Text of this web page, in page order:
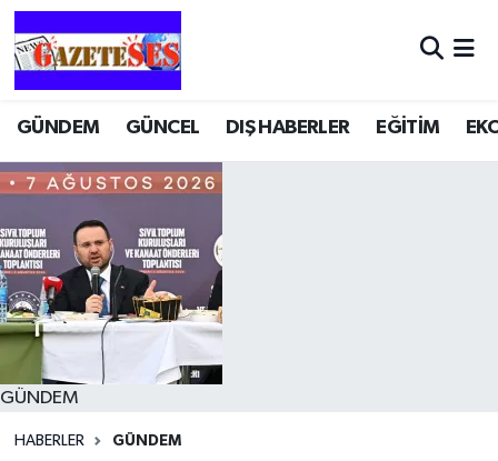
GÜNDEM GÜNCEL DIŞ HABERLER EĞİTİM
GÜNDEM
HABERLER GÜNDEM